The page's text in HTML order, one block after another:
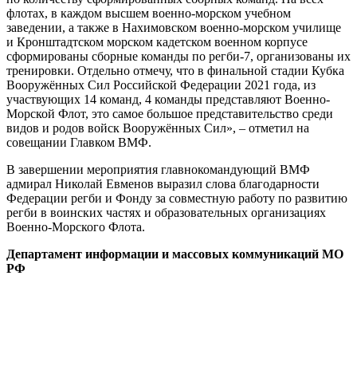
флотах, в каждом высшем военно-морском учебном
заведении, а также в Нахимовском военно-морском училище
и Кронштадтском морском кадетском военном корпусе
сформированы сборные команды по регби-7, организованы их
тренировки. Отдельно отмечу, что в финальной стадии Кубка
Вооружённых Сил Российской Федерации 2021 года, из
участвующих 14 команд, 4 команды представляют Военно-
Морской Флот, это самое большое представительство среди
видов и родов войск Вооружённых Сил», – отметил на
совещании Главком ВМФ.
В завершении мероприятия главнокомандующий ВМФ
адмирал Николай Евменов выразил слова благодарности
Федерации регби и Фонду за совместную работу по развитию
регби в воинских частях и образовательных организациях
Военно-Морского Флота.
Департамент информации и массовых коммуникаций МО
РФ